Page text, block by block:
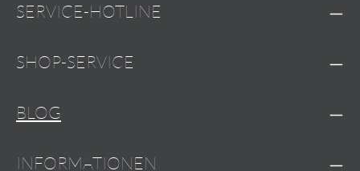
SERVICE-HOTLINE
SHOP-SERVICE
BLOG
INFORMATIONEN